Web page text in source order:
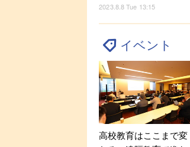
2023.8.8 Tue 13:15
イベント
高校教育はここまで変